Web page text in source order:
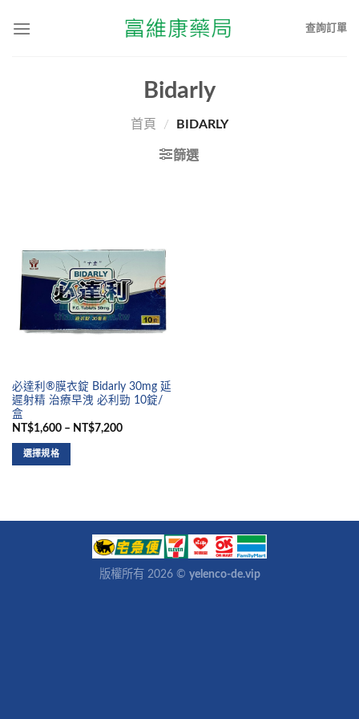
查詢訂單
Bidarly
首頁 / BIDARLY
篩選
必達利®膜衣錠 Bidarly 30mg 延
遲射精 治療早洩 必利勁 10錠/
盒
NT$1,600 – NT$7,200
選擇規格
版權所有 2026 © yelenco-de.vip